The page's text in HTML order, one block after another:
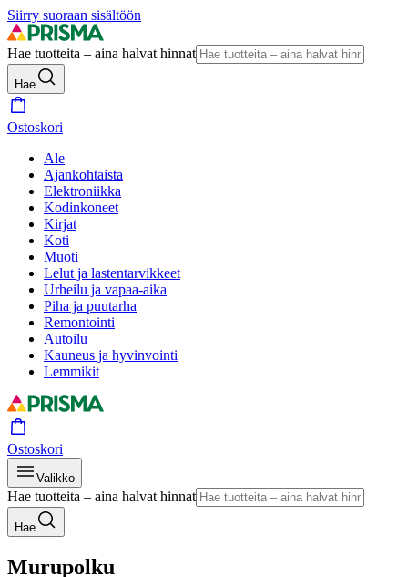
Siirry suoraan sisältöön
Hae tuotteita – aina halvat hinnat
Hae
Ostoskori
Ale
Ajankohtaista
Elektroniikka
Kodinkoneet
Kirjat
Koti
Muoti
Lelut ja lastentarvikkeet
Urheilu ja vapaa-aika
Piha ja puutarha
Remontointi
Autoilu
Kauneus ja hyvinvointi
Lemmikit
Ostoskori
Valikko
Hae tuotteita – aina halvat hinnat
Hae
Murupolku